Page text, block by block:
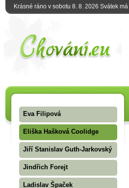
Krásné ráno v sobotu 8. 8. 2026 Svátek má
Eva Filipová
Eliška Hašková Coolidge
Jiří Stanislav Guth-Jarkovský
Jindřich Forejt
Ladislav Špaček